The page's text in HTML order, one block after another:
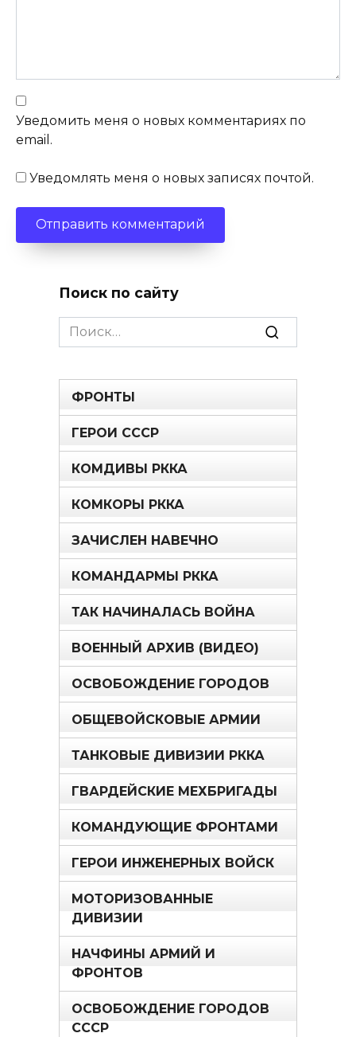
Уведомить меня о новых комментариях по
email.
Уведомлять меня о новых записях почтой.
Поиск по сайту
Search
for:
ФРОНТЫ
ГЕРОИ СССР
КОМДИВЫ РККА
КОМКОРЫ РККА
ЗАЧИСЛЕН НАВЕЧНО
КОМАНДАРМЫ РККА
ТАК НАЧИНАЛАСЬ ВОЙНА
ВОЕННЫЙ АРХИВ (ВИДЕО)
ОСВОБОЖДЕНИЕ ГОРОДОВ
ОБЩЕВОЙСКОВЫЕ АРМИИ
ТАНКОВЫЕ ДИВИЗИИ РККА
ГВАРДЕЙСКИЕ МЕХБРИГАДЫ
КОМАНДУЮЩИЕ ФРОНТАМИ
ГЕРОИ ИНЖЕНЕРНЫХ ВОЙСК
МОТОРИЗОВАННЫЕ
ДИВИЗИИ
НАЧФИНЫ АРМИЙ И
ФРОНТОВ
ОСВОБОЖДЕНИЕ ГОРОДОВ
СССР